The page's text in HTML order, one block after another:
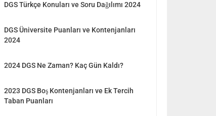
DGS Türkçe Konuları ve Soru Dağılımı 2024
DGS Üniversite Puanları ve Kontenjanları
2024
2024 DGS Ne Zaman? Kaç Gün Kaldı?
2023 DGS Boş Kontenjanları ve Ek Tercih
Taban Puanları